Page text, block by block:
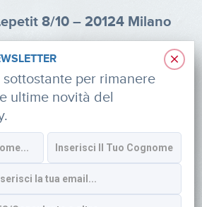
8/10 – 20124 Milano
02 47924880
91374340379
SOCIAL
×
per rimanere
ultime novità del